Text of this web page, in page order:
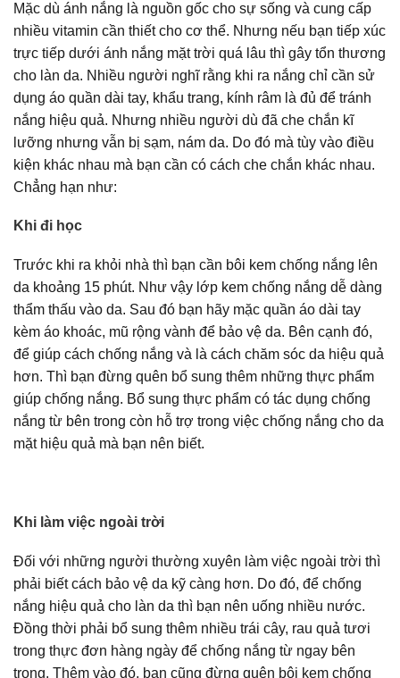
Mặc dù ánh nắng là nguồn gốc cho sự sống và cung cấp
nhiều vitamin cần thiết cho cơ thể. Nhưng nếu bạn tiếp xúc
trực tiếp dưới ánh nắng mặt trời quá lâu thì gây tổn thương
cho làn da. Nhiều người nghĩ rằng khi ra nắng chỉ cần sử
dụng áo quần dài tay, khẩu trang, kính râm là đủ để tránh
nắng hiệu quả. Nhưng nhiều người dù đã che chắn kĩ
lưỡng nhưng vẫn bị sạm, nám da. Do đó mà tùy vào điều
kiện khác nhau mà bạn cần có cách che chắn khác nhau.
Chẳng hạn như:
Khi đi học
Trước khi ra khỏi nhà thì bạn cần bôi kem chống nắng lên
da khoảng 15 phút. Như vậy lớp kem chống nắng dễ dàng
thẩm thấu vào da. Sau đó bạn hãy mặc quần áo dài tay
kèm áo khoác, mũ rộng vành để bảo vệ da. Bên cạnh đó,
để giúp cách chống nắng và là cách chăm sóc da hiệu quả
hơn. Thì bạn đừng quên bổ sung thêm những thực phẩm
giúp chống nắng. Bổ sung thực phẩm có tác dụng chống
nắng từ bên trong còn hỗ trợ trong việc chống nắng cho da
mặt hiệu quả mà bạn nên biết.
Khi làm việc ngoài trời
Đối với những người thường xuyên làm việc ngoài trời thì
phải biết cách bảo vệ da kỹ càng hơn. Do đó, để chống
nắng hiệu quả cho làn da thì bạn nên uống nhiều nước.
Đồng thời phải bổ sung thêm nhiều trái cây, rau quả tươi
trong thực đơn hàng ngày để chống nắng từ ngay bên
trong. Thêm vào đó, bạn cũng đừng quên bôi kem chống